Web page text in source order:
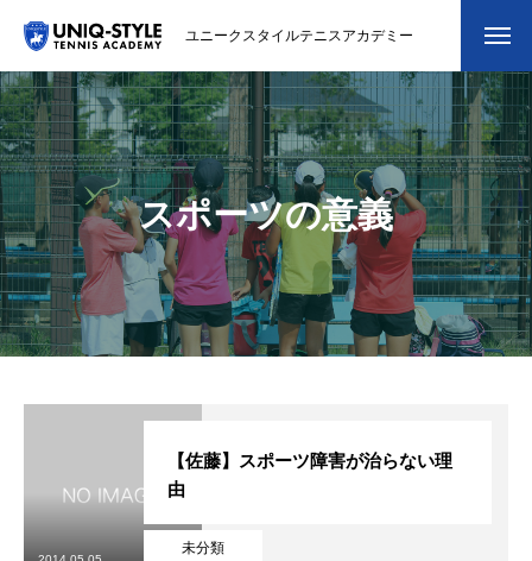
ユニークスタイルテニスアカデミー
初めての方
システム・クラス・料金
スクール紹介・コーチ紹介
大会・イベント
ブログ
会員専用ページ
システム・クラス・料金
スポーツの意義
未分類
【佐藤】スポーツ障害が治らない理
由